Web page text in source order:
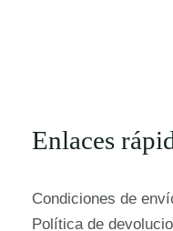
Enlaces
Condiciones de
Política de